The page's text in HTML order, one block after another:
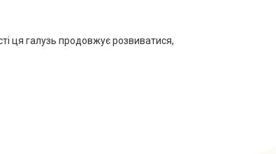
ця галузь продовжує розвиватися,